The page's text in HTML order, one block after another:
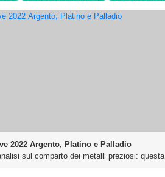
2022 Argento, Platino e Palladio
sul comparto dei metalli preziosi: